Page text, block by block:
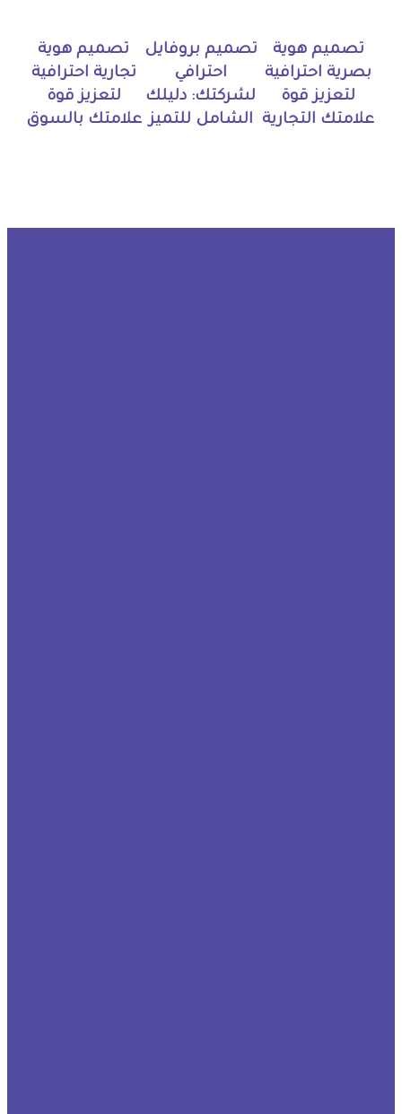
تصميم هوية
بصرية احترافية
لتعزيز قوة
علامتك التجارية
تصميم بروفايل
احترافي
لشركتك: دليلك
الشامل للتميز
تصميم هوية
تجارية احترافية
لتعزيز قوة
علامتك بالسوق